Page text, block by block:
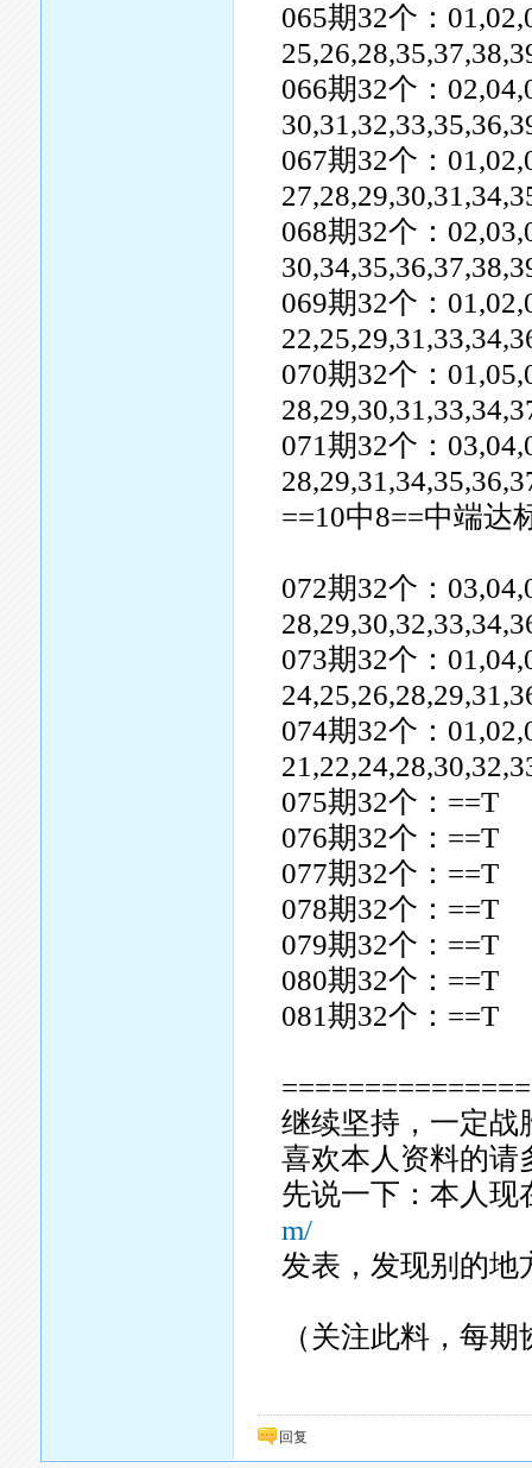
065期32个：
066期32个：
067期32个：
068期32个：
069期32个：
070期32个：
071期32个：
==10中8==中端达
072期32个：
073期32个：
074期32个：
075期32个：==T
076期32个：==T
077期32个：==T
078期32个：==T
079期32个：==T
080期32个：==T
081期32个：==T
继续坚持，一定战
喜欢本人资料的请
先说一下：本人现
m/
发表，发现别的地
（关注此料，每
回复